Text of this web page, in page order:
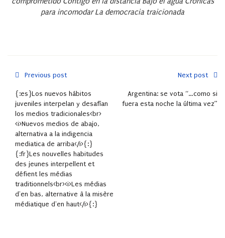
para incomodar La democracia traicionada
Previous post
{:es}Los nuevos hábitos
juveniles interpelan y desafían
los medios tradicionales<br>
<i>Nuevos medios de abajo,
alternativa a la indigencia
mediatica de arriba</i>{:}
{:fr}Les nouvelles habitudes
des jeunes interpellent et
défient les médias
traditionnels<br><i>Les médias
d'en bas, alternative à la misère
médiatique d'en haut</i>{:}
Next post
Argentina: se vota “…como si
fuera esta noche la última vez”